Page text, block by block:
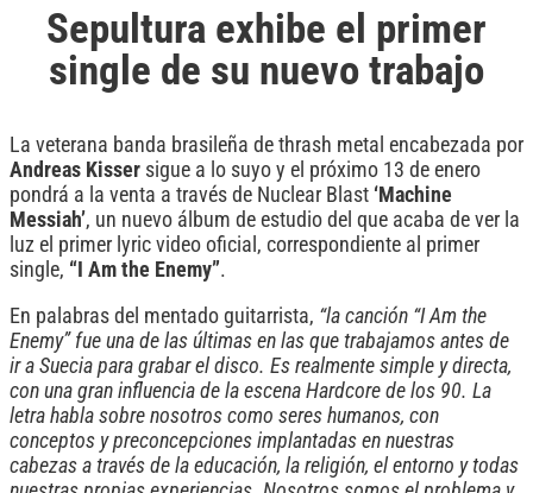
Sepultura exhibe el primer
single de su nuevo trabajo
La veterana banda brasileña de thrash metal encabezada por
Andreas Kisser sigue a lo suyo y el próximo 13 de enero
pondrá a la venta a través de Nuclear Blast ‘Machine
Messiah’, un nuevo álbum de estudio del que acaba de ver la
luz el primer lyric video oficial, correspondiente al primer
single, “I Am the Enemy”.
En palabras del mentado guitarrista, “la canción “I Am the
Enemy” fue una de las últimas en las que trabajamos antes de
ir a Suecia para grabar el disco. Es realmente simple y directa,
con una gran influencia de la escena Hardcore de los 90. La
letra habla sobre nosotros como seres humanos, con
conceptos y preconcepciones implantadas en nuestras
cabezas a través de la educación, la religión, el entorno y todas